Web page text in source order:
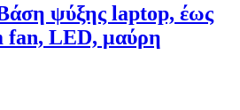
ψύξης laptop, έως
fan, LED, μαύρη